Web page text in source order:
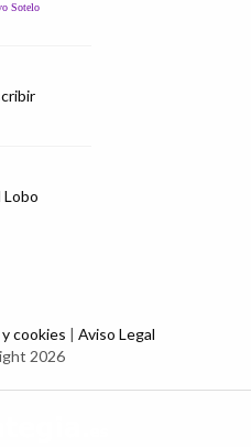
Sotelo
Lobo
cookies | Aviso Legal
2026